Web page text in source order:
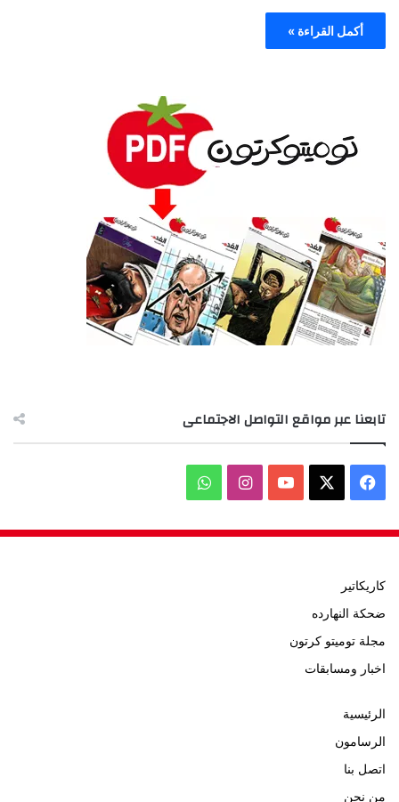
أكمل القراءة »
تابعنا عبر مواقع التواصل الاجتماعى
فيسبوك ‫YouTubeانستقرامواتساب
كاريكاتير
ضحكة النهارده
مجلة توميتو كرتون
اخبار ومسابقات
الرئيسية
الرسامون
اتصل بنا
من نحن